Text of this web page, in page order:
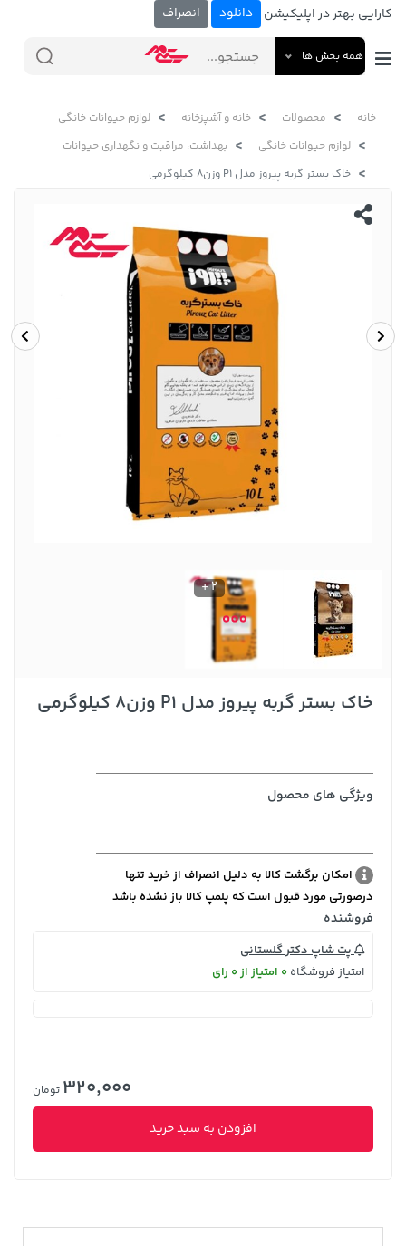
کارایی بهتر در اپلیکیشن دانلود انصراف
همه بخش ها
خانه محصولات خانه و آشپزخانه
لوازم حیوانات خانگی
لوازم حیوانات خانگی
بهداشت، مراقبت و نگهداری حیوانات
خاک بستر گربه پیروز مدل P1 وزن8 کیلوگرمی
2 +
خاک بستر گربه پیروز مدل P1 وزن8 کیلوگرمی
ویژگی های محصول
امکان برگشت کالا به دلیل انصراف از خرید تنها
درصورتی مورد قبول است که پلمپ کالا باز نشده باشد
فروشنده
پت شاپ دکتر گلستانی
امتیاز فروشگاه 0 امتیاز از 0 رای
320,000 تومان
افزودن به سبد خرید